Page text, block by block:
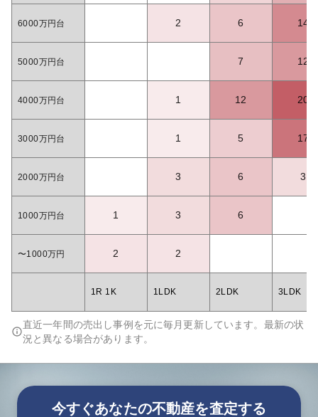
6000万円台 2 6 14
5000万円台 7 12
4000万円台 1 12 20
3000万円台 1 5 17
2000万円台 3 6 3
1000万円台 1 3 6
〜1000万円 2 2
1R 1K 1LDK 2LDK 3LDK
直近一年間の売出し事例を元に毎月更新しています。最新の状
況と異なる場合があります。
今すぐあなたの不動産を査定する